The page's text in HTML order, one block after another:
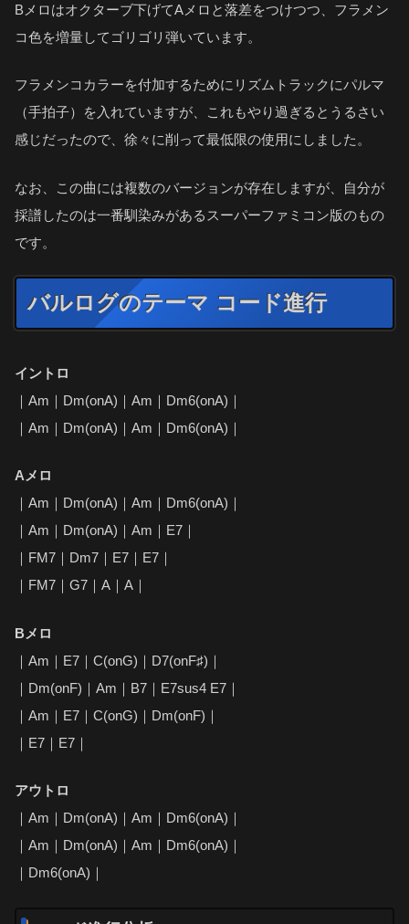
Bメロはオクターブ下げてAメロと落差をつけつつ、フラメン
コ色を増量してゴリゴリ弾いています。
フラメンコカラーを付加するためにリズムトラックにパルマ
（手拍子）を入れていますが、これもやり過ぎるとうるさい
感じだったので、徐々に削って最低限の使用にしました。
なお、この曲には複数のバージョンが存在しますが、自分が
採譜したのは一番馴染みがあるスーパーファミコン版のもの
です。
バルログのテーマ コード進行
イントロ
｜Am｜Dm(onA)｜Am｜Dm6(onA)｜
｜Am｜Dm(onA)｜Am｜Dm6(onA)｜
Aメロ
｜Am｜Dm(onA)｜Am｜Dm6(onA)｜
｜Am｜Dm(onA)｜Am｜E7｜
｜FM7｜Dm7｜E7｜E7｜
｜FM7｜G7｜A｜A｜
Bメロ
｜Am｜E7｜C(onG)｜D7(onF♯)｜
｜Dm(onF)｜Am｜B7｜E7sus4 E7｜
｜Am｜E7｜C(onG)｜Dm(onF)｜
｜E7｜E7｜
アウトロ
｜Am｜Dm(onA)｜Am｜Dm6(onA)｜
｜Am｜Dm(onA)｜Am｜Dm6(onA)｜
｜Dm6(onA)｜